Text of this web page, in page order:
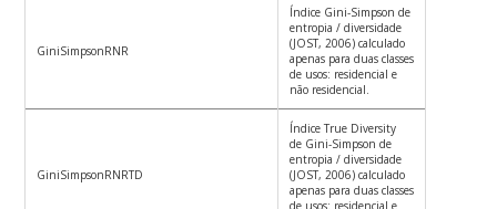
GiniSimpsonRNR
Índice Gini-Simpson de
entropia / diversidade
(JOST, 2006) calculado
apenas para duas classes
de usos: residencial e
não residencial.
GiniSimpsonRNRTD
Índice True Diversity
de Gini-Simpson de
entropia / diversidade
(JOST, 2006) calculado
apenas para duas classes